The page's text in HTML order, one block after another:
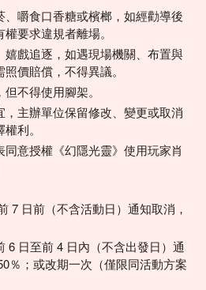
、嚼食口香糖或檳榔，如經勸導後
要求違規者離場。
嬉戲追逐，如遇現場機關、布置與
價賠償，不得異議。
不得使用腳架。
，主辦單位保留修改、變更或取消
利。
意授權《幻隱光靈》使用玩家肖
7 日前（不含活動日）通知取消，
6 日至前 4 日內（不含出發日）通
％；或改期一次（僅限同活動方案